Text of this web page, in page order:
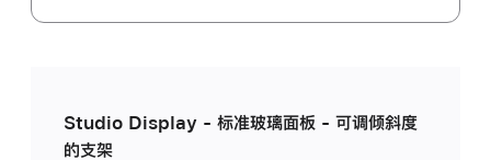
Studio Display - 标准玻璃面板 - 可调倾斜度
的支架